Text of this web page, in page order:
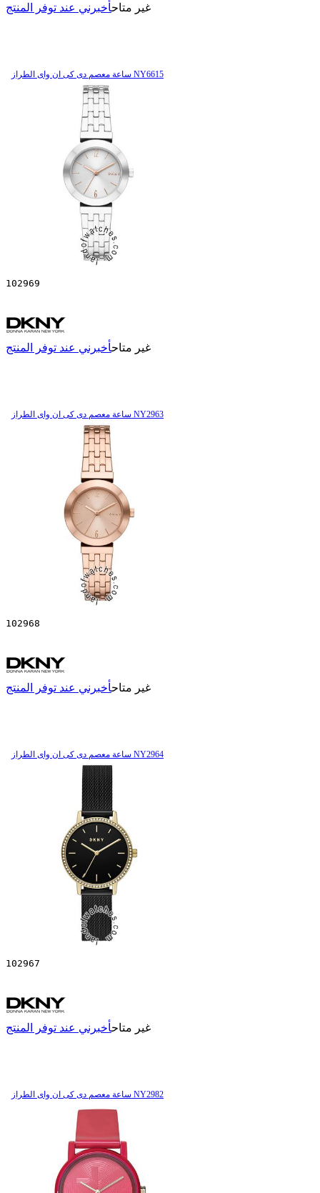
غير متاحأخبرني عند توفر المنتج
ساعة معصم دی کی ان وای الطراز NY6615
102969
غير متاحأخبرني عند توفر المنتج
ساعة معصم دی کی ان وای الطراز NY2963
102968
غير متاحأخبرني عند توفر المنتج
ساعة معصم دی کی ان وای الطراز NY2964
102967
غير متاحأخبرني عند توفر المنتج
ساعة معصم دی کی ان وای الطراز NY2982